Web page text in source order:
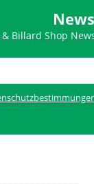
Billard Shop